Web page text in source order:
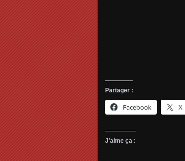
Partager :
Facebook X
J’aime ça :